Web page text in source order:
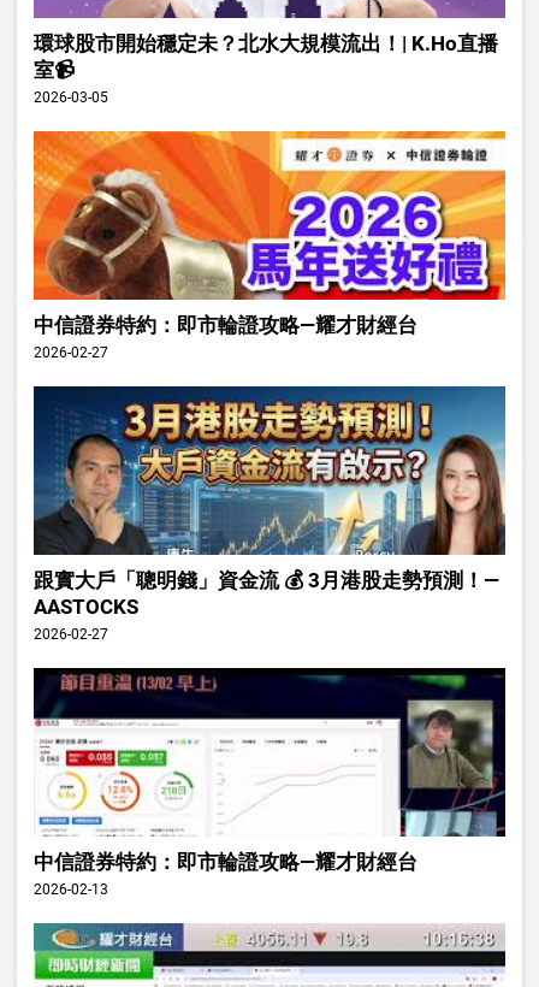
環球股市開始穩定未？北水大規模流出！| K.Ho直播
室📹
2026-03-05
中信證券特約：即市輪證攻略—耀才財經台
2026-02-27
跟實大戶「聰明錢」資金流 💰 3月港股走勢預測！—
AASTOCKS
2026-02-27
中信證券特約：即市輪證攻略—耀才財經台
2026-02-13